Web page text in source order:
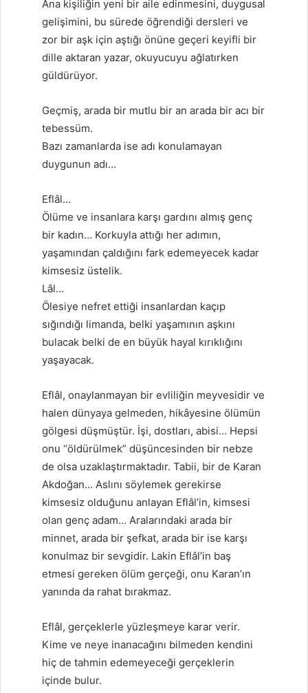
Ana kişiliğin yeni bir aile edinmesini, duygusal
gelişimini, bu sürede öğrendiği dersleri ve
zor bir aşk için aştığı önüne geçeri keyifli bir
dille aktaran yazar, okuyucuyu ağlatırken
güldürüyor.
Geçmiş, arada bir mutlu bir an arada bir acı bir
tebessüm.
Bazı zamanlarda ise adı konulamayan
duygunun adı…
Eflâl…
Ölüme ve insanlara karşı gardını almış genç
bir kadın… Korkuyla attığı her adımın,
yaşamından çaldığını fark edemeyecek kadar
kimsesiz üstelik.
Lâl…
Ölesiye nefret ettiği insanlardan kaçıp
sığındığı limanda, belki yaşamının aşkını
bulacak belki de en büyük hayal kırıklığını
yaşayacak.
Eflâl, onaylanmayan bir evliliğin meyvesidir ve
halen dünyaya gelmeden, hikâyesine ölümün
gölgesi düşmüştür. İşi, dostları, abisi… Hepsi
onu “öldürülmek” düşüncesinden bir nebze
de olsa uzaklaştırmaktadır. Tabii, bir de Karan
Akdoğan… Aslını söylemek gerekirse
kimsesiz olduğunu anlayan Eflâl’in, kimsesi
olan genç adam… Aralarındaki arada bir
minnet, arada bir şefkat, arada bir ise karşı
konulmaz bir sevgidir. Lakin Eflâl’in baş
etmesi gereken ölüm gerçeği, onu Karan’ın
yanında da rahat bırakmaz.
Eflâl, gerçeklerle yüzleşmeye karar verir.
Kime ve neye inanacağını bilmeden kendini
hiç de tahmin edemeyeceği gerçeklerin
içinde bulur.